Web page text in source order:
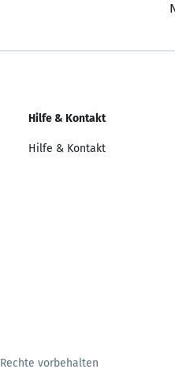
Hilfe & Kontakt
Hilfe & Kontakt
vorbehalten